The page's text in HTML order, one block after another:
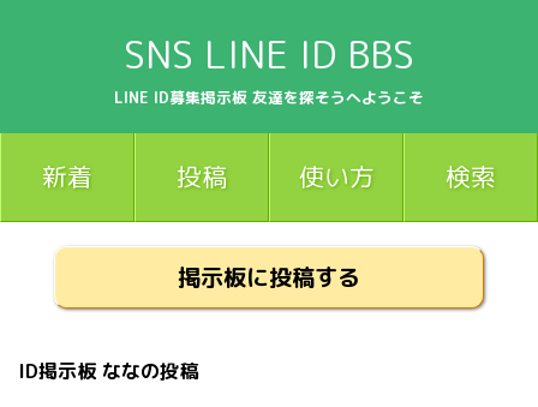
SNS LINE ID BBS
LINE ID募集掲示板 友達を探そうへようこそ
新着 投稿 使い方 検索
掲示板に投稿する
ID掲示板 ななの投稿